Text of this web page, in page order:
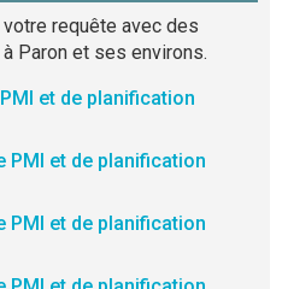
requête avec des
Paron et ses environs.
et de planification
PMI et de planification
PMI et de planification